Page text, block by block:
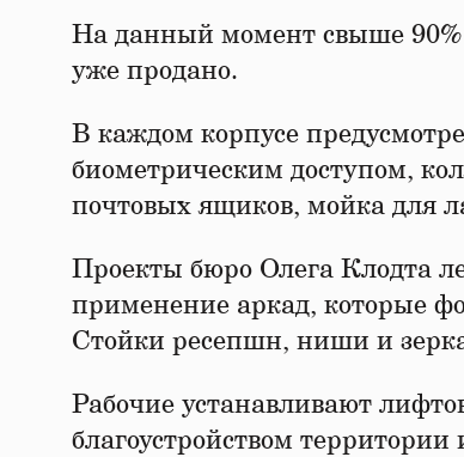
На данный момент свыше 90%
уже продано.
В каждом корпусе
биометрическим доступом,
почтовых ящиков, мойка для
Проекты бюро Олега Клодта
применение аркад, которые
Стойки ресепшн, ниши и
Рабочие устанавливают
благоустройством